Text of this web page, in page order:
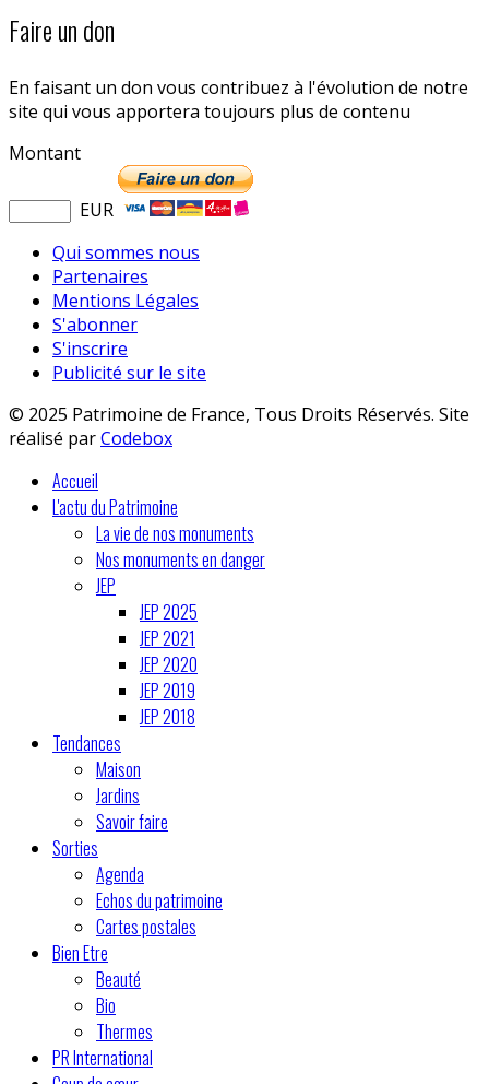
Faire un don
En faisant un don vous contribuez à l'évolution de notre
site qui vous apportera toujours plus de contenu
Montant
EUR
Qui sommes nous
Partenaires
Mentions Légales
S'abonner
S'inscrire
Publicité sur le site
© 2025 Patrimoine de France, Tous Droits Réservés. Site
réalisé parCodebox
Accueil
L'actu du Patrimoine
La vie de nos monuments
Nos monuments en danger
JEP
JEP 2025
JEP 2021
JEP 2020
JEP 2019
JEP 2018
Tendances
Maison
Jardins
Savoir faire
Sorties
Agenda
Echos du patrimoine
Cartes postales
Bien Etre
Beauté
Bio
Thermes
PR International